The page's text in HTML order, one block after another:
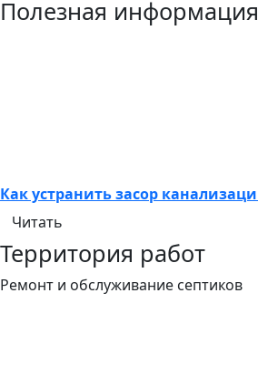
Полезная информация
Как устранить засор
Читать
Территория работ
Ремонт и обслуживание септиков